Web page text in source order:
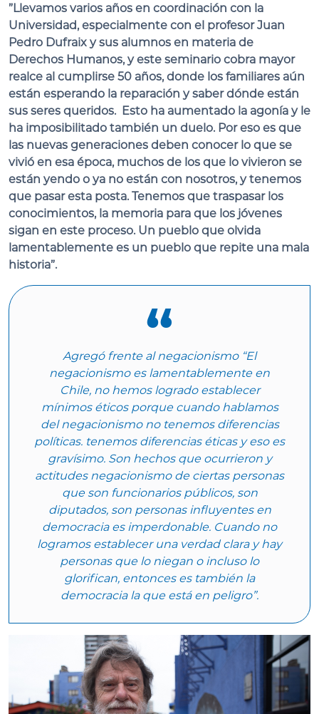
”Llevamos varios años en coordinación con la
Universidad, especialmente con el profesor Juan
Pedro Dufraix y sus alumnos en materia de
Derechos Humanos, y este seminario cobra mayor
realce al cumplirse 50 años, donde los familiares aún
están esperando la reparación y saber dónde están
sus seres queridos. Esto ha aumentado la agonía y le
ha imposibilitado también un duelo. Por eso es que
las nuevas generaciones deben conocer lo que se
vivió en esa época, muchos de los que lo vivieron se
están yendo o ya no están con nosotros, y tenemos
que pasar esta posta. Tenemos que traspasar los
conocimientos, la memoria para que los jóvenes
sigan en este proceso. Un pueblo que olvida
lamentablemente es un pueblo que repite una mala
historia”.
Agregó frente al negacionismo “El
negacionismo es lamentablemente en
Chile, no hemos logrado establecer
mínimos éticos porque cuando hablamos
del negacionismo no tenemos diferencias
políticas. tenemos diferencias éticas y eso es
gravísimo. Son hechos que ocurrieron y
actitudes negacionismo de ciertas personas
que son funcionarios públicos, son
diputados, son personas influyentes en
democracia es imperdonable. Cuando no
logramos establecer una verdad clara y hay
personas que lo niegan o incluso lo
glorifican, entonces es también la
democracia la que está en peligro”.